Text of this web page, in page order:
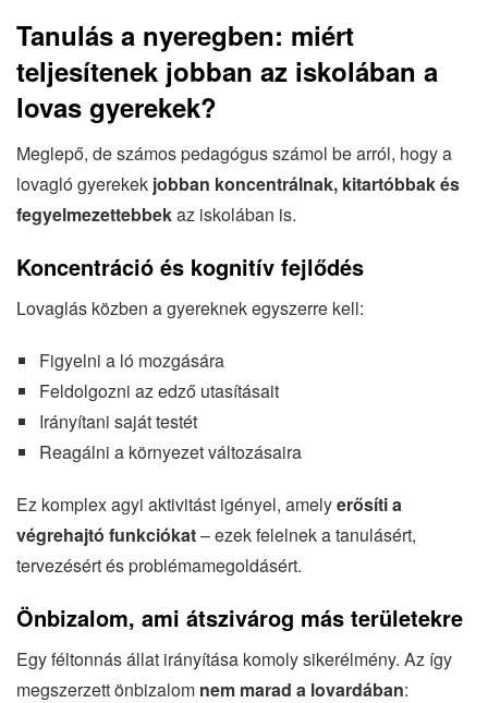
Tanulás a nyeregben: miért
teljesítenek jobban az iskolában a
lovas gyerekek?
Meglepő, de számos pedagógus számol be arról, hogy a
lovagló gyerekek jobban koncentrálnak, kitartóbbak és
fegyelmezettebbekaz iskolában is.
Koncentráció és kognitív fejlődés
Lovaglás közben a gyereknek egyszerre kell:
Figyelni a ló mozgására
Feldolgozni az edző utasításait
Irányítani saját testét
Reagálni a környezet változásaira
Ez komplex agyi aktivitást igényel, amelyerősíti a
végrehajtó funkciókat– ezek felelnek a tanulásért,
tervezésért és problémamegoldásért.
Önbizalom, ami átszivárog más területekre
Egy féltonnás állat irányítása komoly sikerélmény. Az így
megszerzett önbizalom nem marad a lovardában: